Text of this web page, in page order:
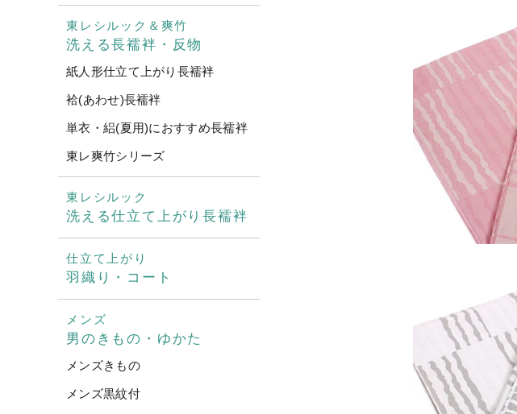
東レシルック＆爽竹
洗える長襦袢・反物
紙人形仕立て上がり長襦袢
袷(あわせ)長襦袢
単衣・絽(夏用)におすすめ長襦袢
東レ爽竹シリーズ
東レシルック
洗える仕立て上がり長襦袢
仕立て上がり
羽織り・コート
メンズ
男のきもの・ゆかた
メンズきもの
メンズ黒紋付